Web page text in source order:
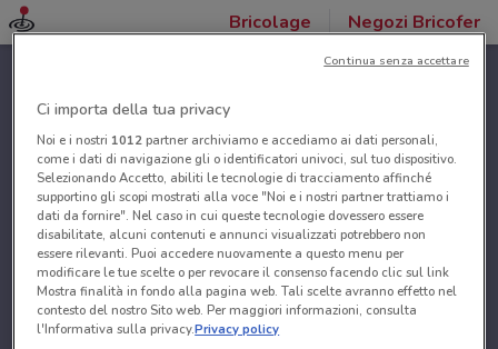
Bricolage Negozi Bricofer
Ci importa della tua privacy
Noi e i nostri 1012partner archiviamo e accediamo ai dati personali,
come i dati di navigazione gli o identificatori univoci, sul tuo dispositivo.
Selezionando Accetto, abiliti le tecnologie di tracciamento affinché
supportino gli scopi mostrati alla voce "Noi e i nostri partner trattiamo i
dati da fornire". Nel caso in cui queste tecnologie dovessero essere
disabilitate, alcuni contenuti e annunci visualizzati potrebbero non
essere rilevanti. Puoi accedere nuovamente a questo menu per
modificare le tue scelte o per revocare il consenso facendo clic sul link
Mostra finalità in fondo alla pagina web. Tali scelte avranno effetto nel
contesto del nostro Sito web. Per maggiori informazioni, consulta
l'Informativa sulla privacy.Privacy policy
Continua senza accettare